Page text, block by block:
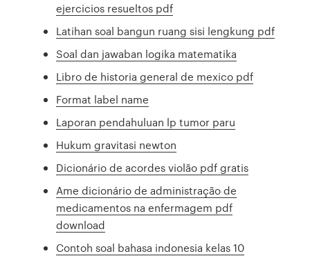
ejercicios resueltos pdf
Latihan soal bangun ruang sisi lengkung pdf
Soal dan jawaban logika matematika
Libro de historia general de mexico pdf
Format label name
Laporan pendahuluan lp tumor paru
Hukum gravitasi newton
Dicionário de acordes violão pdf gratis
Ame dicionário de administração de
medicamentos na enfermagem pdf
download
Contoh soal bahasa indonesia kelas 10